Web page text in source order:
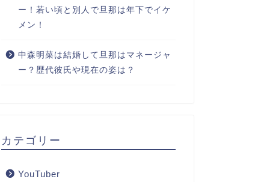
ー！若い頃と別人で旦那は年下でイケ
メン！
中森明菜は結婚して旦那はマネージャ
ー？歴代彼氏や現在の姿は？
カテゴリー
YouTuber